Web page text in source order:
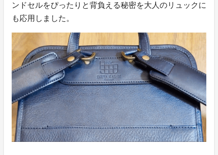
ンドセルをぴったりと背負える秘密を大人のリュックに
も応用しました。